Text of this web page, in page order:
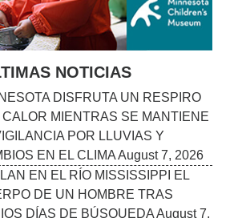
DE UN HOMBRE TRAS
DÍAS DE BÚSQUEDA
August 7,
EXPOSICIÓN EN MINNEAPOLIS
EL IMPACTO DE
METRO SURGE A
DEL ARTE
August 7, 2026
ROMPEN LA MALA RACHA Y
CONFIANZA ANTES DE
NUEVA GIRA August 7, 2026